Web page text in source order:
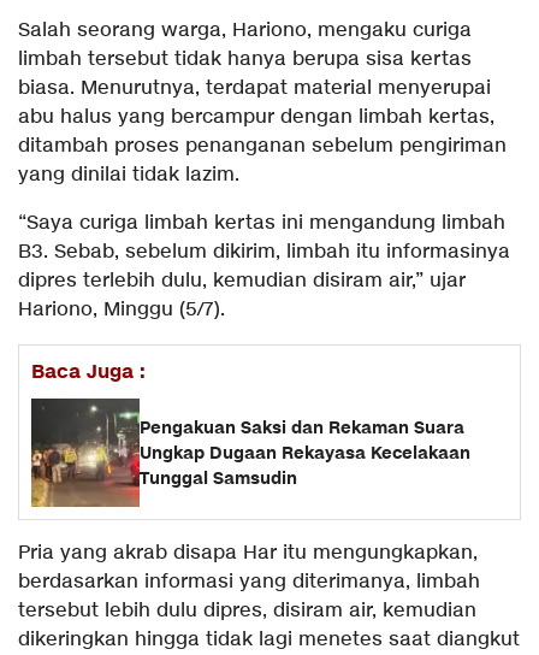
Salah seorang warga, Hariono, mengaku curiga
limbah tersebut tidak hanya berupa sisa kertas
biasa. Menurutnya, terdapat material menyerupai
abu halus yang bercampur dengan limbah kertas,
ditambah proses penanganan sebelum pengiriman
yang dinilai tidak lazim.
“Saya curiga limbah kertas ini mengandung limbah
B3. Sebab, sebelum dikirim, limbah itu informasinya
dipres terlebih dulu, kemudian disiram air,” ujar
Hariono, Minggu (5/7).
Baca Juga :
Pengakuan Saksi dan Rekaman Suara
Ungkap Dugaan Rekayasa Kecelakaan
Tunggal Samsudin
Pria yang akrab disapa Har itu mengungkapkan,
berdasarkan informasi yang diterimanya, limbah
tersebut lebih dulu dipres, disiram air, kemudian
dikeringkan hingga tidak lagi menetes saat diangkut